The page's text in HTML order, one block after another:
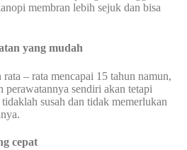
membran lebih sejuk dan bisa
yang mudah
– rata mencapai 15 tahun namun,
perawatannya sendiri akan tetapi
susah dan tidak memerlukan
cepat